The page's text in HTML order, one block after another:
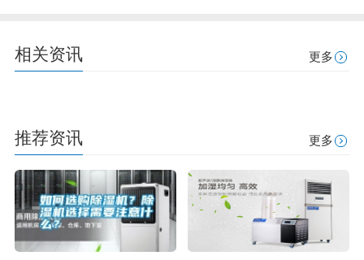
相关资讯 更多
推荐资讯 更多